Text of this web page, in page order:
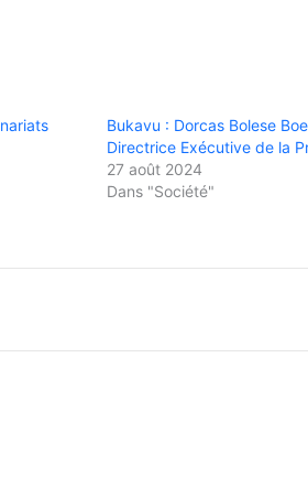
Bukavu : Dorcas Bolese
Directrice Exécutive de la
27 août 2024
Dans "Société"